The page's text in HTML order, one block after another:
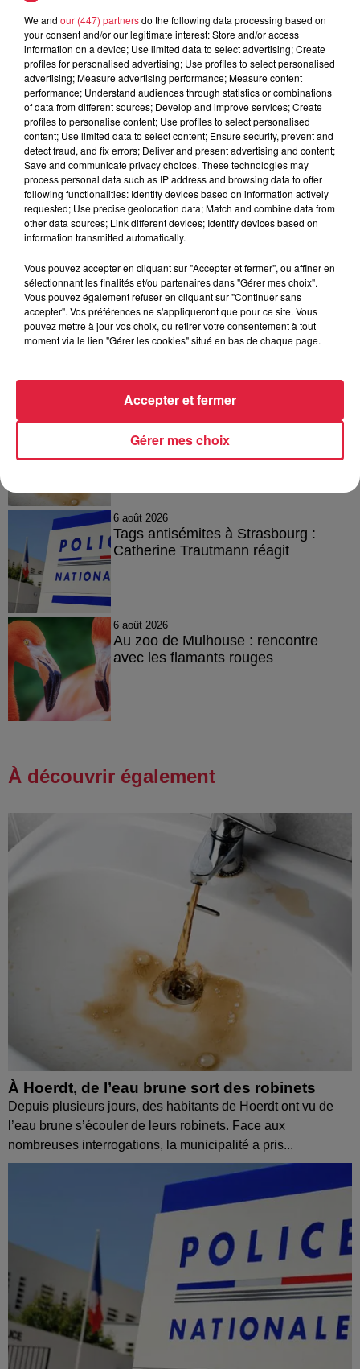
l'appartement, c'est une nouvelle page qui s'ouvre pour Marjorie
et Bastien.
Le stress est assez haut ! C'est une nouvelle ville, et le
Master c'est quand même des études supérieures..."
La dernière galère pour nos deux étudiants sera de se
dégoter un stage en entreprise dans le cadre de leur Master.
2025 à 16h48 Carole Campo
6 août 2026
À Hoerdt, de l’eau brune sort des
robinets
6 août 2026
Tags antisémites à Strasbourg :
Catherine Trautmann réagit
6 août 2026
Au zoo de Mulhouse : rencontre
avec les flamants rouges
À découvrir également
À Hoerdt, de l’eau brune sort des robinets
Depuis plusieurs jours, des habitants de Hoerdt ont vu de
l’eau brune s’écouler de leurs robinets. Face aux
nombreuses interrogations, la municipalité a pris...
We and our (447) partnersdo the following data processing based on
your consent and/or our legitimate interest: Store and/or access
information on a device; Use limited data to select advertising; Create
profiles for personalised advertising; Use profiles to select personalised
advertising; Measure advertising performance; Measure content
performance; Understand audiences through statistics or combinations
of data from different sources; Develop and improve services; Create
profiles to personalise content; Use profiles to select personalised
content; Use limited data to select content; Ensure security, prevent and
detect fraud, and fix errors; Deliver and present advertising and content;
Save and communicate privacy choices. These technologies may
process personal data such as IP address and browsing data to offer
following functionalities: Identify devices based on information actively
requested; Use precise geolocation data; Match and combine data from
other data sources; Link different devices; Identify devices based on
information transmitted automatically.
Vous pouvez accepter en cliquant sur "Accepter et fermer", ou affiner en
sélectionnant les finalités et/ou partenaires dans "Gérer mes choix".
Vous pouvez également refuser en cliquant sur "Continuer sans
accepter". Vos préférences ne s'appliqueront que pour ce site. Vous
pouvez mettre à jour vos choix, ou retirer votre consentement à tout
moment via le lien "Gérer les cookies" situé en bas de chaque page.
Gérer mes choix
Accepter et fermer